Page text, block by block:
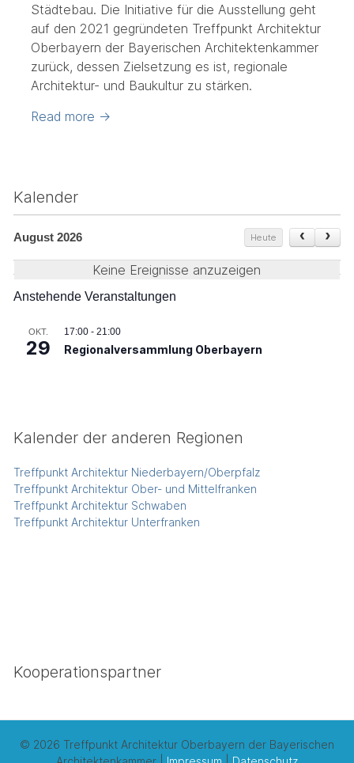
Städtebau. Die Initiative für die Ausstellung geht
auf den 2021 gegründeten Treffpunkt Architektur
Oberbayern der Bayerischen Architektenkammer
zurück, dessen Zielsetzung es ist, regionale
Architektur- und Baukultur zu stärken.
Read more →
Kalender
August 2026 Heute
Keine Ereignisse anzuzeigen
Anstehende Veranstaltungen
OKT.
29
17:00- 21:00
Regionalversammlung Oberbayern
Kalender der anderen Regionen
Treffpunkt Architektur Niederbayern/Oberpfalz
Treffpunkt Architektur Ober- und Mittelfranken
Treffpunkt Architektur Schwaben
Treffpunkt Architektur Unterfranken
Kooperationspartner
© 2026 Treffpunkt Architektur Oberbayern der Bayerischen